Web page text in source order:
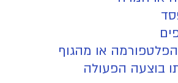
או מהגוף
בוצעה הפעולה